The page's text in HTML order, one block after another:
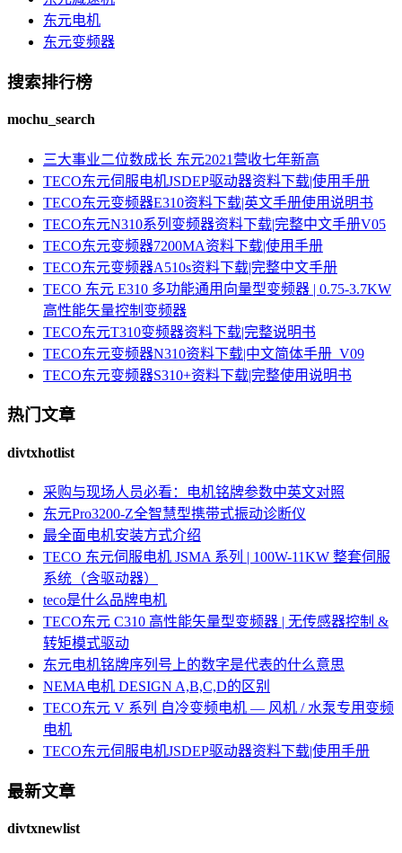
东元电机
东元变频器
搜索排行榜
mochu_search
三大事业二位数成长 东元2021营收七年新高
TECO东元伺服电机JSDEP驱动器资料下载|使用手册
TECO东元变频器E310资料下载|英文手册使用说明书
TECO东元N310系列变频器资料下载|完整中文手册V05
TECO东元变频器7200MA资料下载|使用手册
TECO东元变频器A510s资料下载|完整中文手册
TECO 东元 E310 多功能通用向量型变频器 | 0.75-3.7KW
高性能矢量控制变频器
TECO东元T310变频器资料下载|完整说明书
TECO东元变频器N310资料下载|中文简体手册_V09
TECO东元变频器S310+资料下载|完整使用说明书
热门文章
divtxhotlist
采购与现场人员必看：电机铭牌参数中英文对照
东元Pro3200-Z全智慧型携带式振动诊断仪
最全面电机安装方式介绍
TECO 东元伺服电机 JSMA 系列 | 100W-11KW 整套伺服
系统（含驱动器）
teco是什么品牌电机
TECO东元 C310 高性能矢量型变频器 | 无传感器控制 &
转矩模式驱动
东元电机铭牌序列号上的数字是代表的什么意思
NEMA电机 DESIGN A,B,C,D的区别
TECO东元 V 系列 自冷变频电机 — 风机 / 水泵专用变频
电机
TECO东元伺服电机JSDEP驱动器资料下载|使用手册
最新文章
divtxnewlist